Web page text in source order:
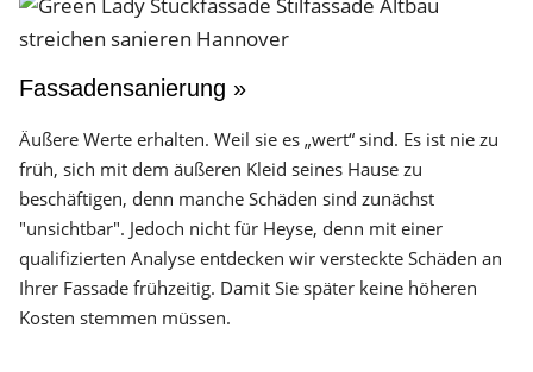
Fassadensanierung »
Äußere Werte erhalten. Weil sie es „wert“ sind. Es ist nie zu
früh, sich mit dem äußeren Kleid seines Hause zu
beschäftigen, denn manche Schäden sind zunächst
"unsichtbar". Jedoch nicht für Heyse, denn mit einer
qualifizierten Analyse entdecken wir versteckte Schäden an
Ihrer Fassade frühzeitig. Damit Sie später keine höheren
Kosten stemmen müssen.